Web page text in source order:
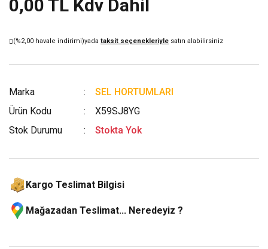
0,00 TL Kdv Dahil
(%2,00 havale indirimi)yada taksit seçenekleriyle satın alabilirsiniz
Marka
SEL HORTUMLARI
Ürün Kodu
X59SJ8YG
Stok Durumu
Stokta Yok
Kargo Teslimat Bilgisi
Mağazadan Teslimat... Neredeyiz ?